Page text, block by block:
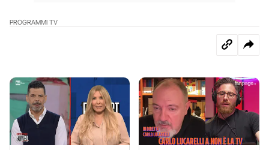
PROGRAMMI TV